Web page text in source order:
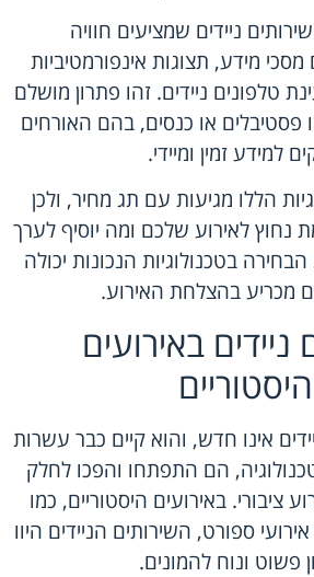
ניידים שמציעים חוויה
מידע, תצוגות אינפורמטיביות
טלפונים ניידים. זהו פתרון מושלם
פסטיבלים או כנסים, בהם האורחים
למידע זמין ומיידי.
הללו מגיעות עם תג מחיר, ולכן
נחוץ לאירוע שלכם ומה יוסיף לערך
בטכנולוגיות הנכונות יכולה
מכריע בהצלחת האירוע.
ניידים באירועים
היסטוריים
אינו חדש, והוא קיים כבר עשרות
הם התפתחו והפכו לחלק
ציבורי. באירועים היסטוריים, כמו
ספורט, השירותים הניידים היוו
פשוט ונוח להמונים.